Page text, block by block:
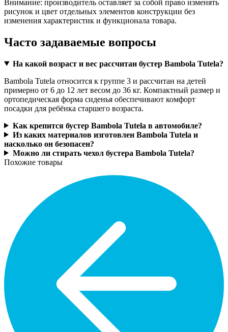
Внимание: производитель оставляет за собой право изменять
рисунок и цвет отдельных элементов конструкции без
изменения характеристик и функционала товара.
Часто задаваемые вопросы
На какой возраст и вес рассчитан бустер Bambola Tutela?
Bambola Tutela относится к группе 3 и рассчитан на детей
примерно от 6 до 12 лет весом до 36 кг. Компактный размер и
ортопедическая форма сиденья обеспечивают комфорт
посадки для ребёнка старшего возраста.
Как крепится бустер Bambola Tutela в автомобиле?
Из каких материалов изготовлен Bambola Tutela и
насколько он безопасен?
Можно ли стирать чехол бустера Bambola Tutela?
Похожие товары